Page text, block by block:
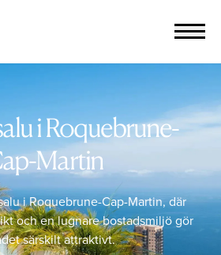
i Roquebrune-
Martin
i Roquebrune-Cap-Martin, där
och en lugnare bostadsmiljö gör
särskilt attraktivt.